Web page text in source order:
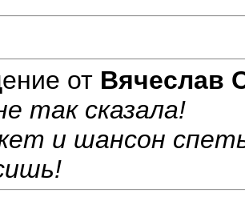
от Вячеслав
так сказала!
и шансон